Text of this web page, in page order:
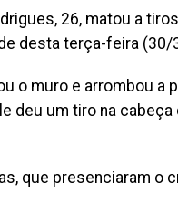
26, matou a
desta terça-feira (30/
o muro e arrombou a
deu um tiro na cabeça
que presenciaram o